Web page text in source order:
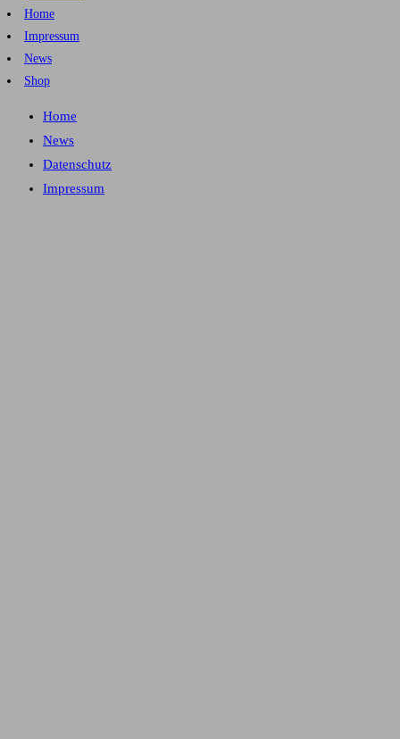
Home
Impressum
News
Shop
Home
News
Datenschutz
Impressum